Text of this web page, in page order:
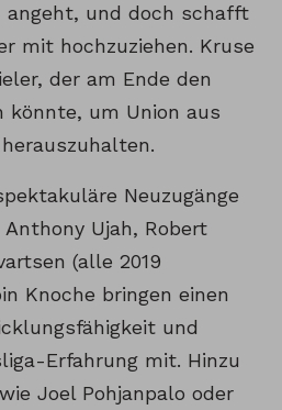
angeht, und doch schafft
mit hochzuziehen. Kruse
der am Ende den
könnte, um Union aus
Neuzugänge
Ujah, Robert
(alle 2019
Knoche bringen einen
und
Erfahrung mit. Hinzu
Joel Pohjanpalo oder